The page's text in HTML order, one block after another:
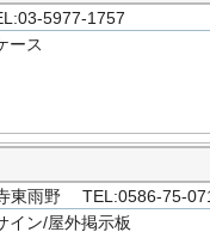
5977-1757
ース
東雨野 TEL:0586-75-
イン/屋外掲示板